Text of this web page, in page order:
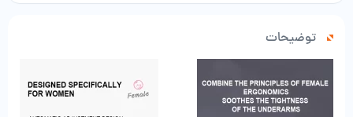
توضیحات